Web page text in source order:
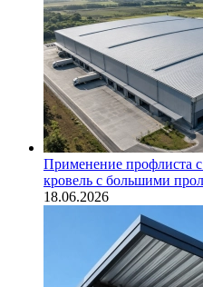
Применение профлиста
кровель с большими
18.06.2026